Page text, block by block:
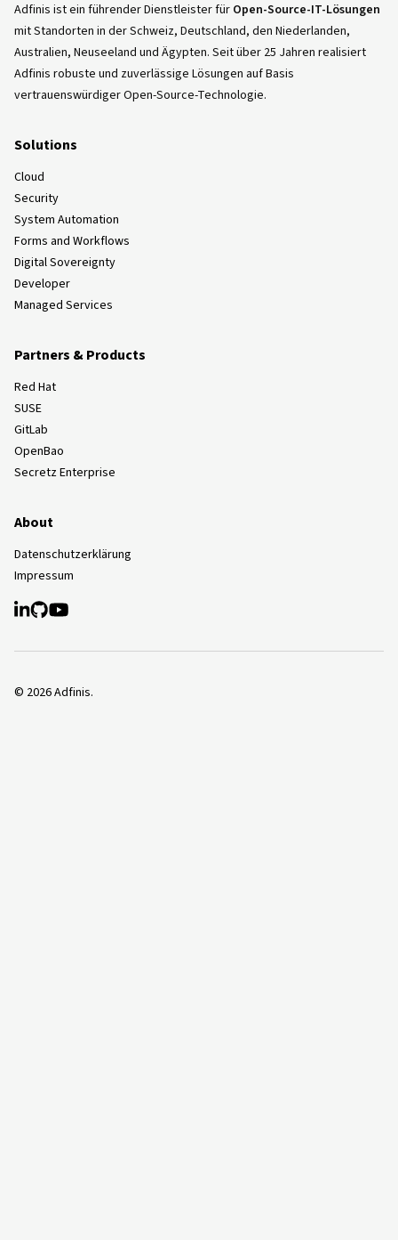
Adfinis ist ein führender Dienstleister für Open-Source-IT-Lösungen
mit Standorten in der Schweiz, Deutschland, den Niederlanden,
Australien, Neuseeland und Ägypten. Seit über 25 Jahren realisiert
Adfinis robuste und zuverlässige Lösungen auf Basis
vertrauenswürdiger Open-Source-Technologie.
Solutions
Cloud
Security
System Automation
Forms and Workflows
Digital Sovereignty
Developer
Managed Services
Partners & Products
Red Hat
SUSE
GitLab
OpenBao
Secretz Enterprise
About
Datenschutzerklärung
Impressum
© 2026Adfinis.